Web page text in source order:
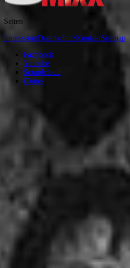
Seiten
ImpressumDatenschutzKontaktSitemap
Facebook
Youtube
Soundcloud
iTunes